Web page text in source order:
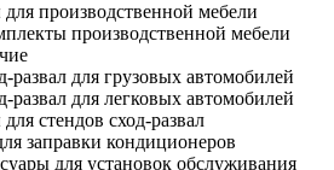
производственной мебели
производственной мебели
развал для грузовых автомобилей
развал для легковых автомобилей
стендов сход-развал
заправки кондиционеров
для установок обслуживания